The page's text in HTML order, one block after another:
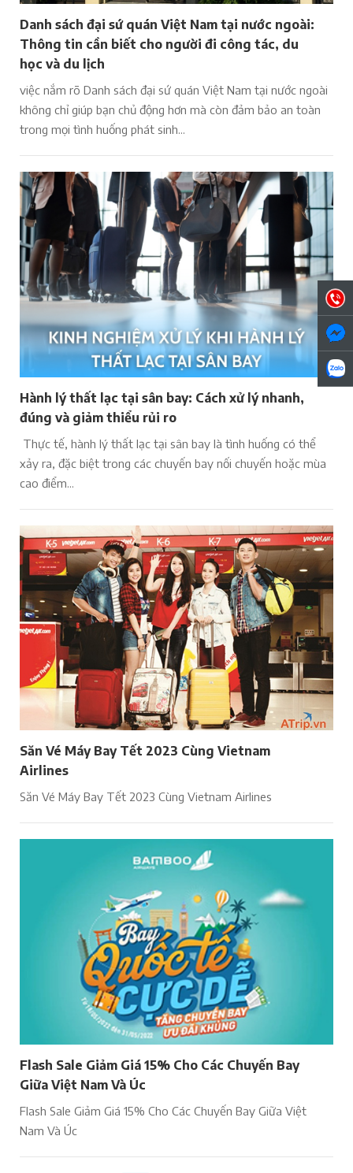
Danh sách đại sứ quán Việt Nam tại nước ngoài:
Thông tin cần biết cho người đi công tác, du
học và du lịch
việc nắm rõ Danh sách đại sứ quán Việt Nam tại nước ngoài
không chỉ giúp bạn chủ động hơn mà còn đảm bảo an toàn
trong mọi tình huống phát sinh...
Hành lý thất lạc tại sân bay: Cách xử lý nhanh,
đúng và giảm thiểu rủi ro
Thực tế, hành lý thất lạc tại sân bay là tình huống có thể
xảy ra, đặc biệt trong các chuyến bay nối chuyến hoặc mùa
cao điểm...
Săn Vé Máy Bay Tết 2023 Cùng Vietnam
Airlines
Săn Vé Máy Bay Tết 2023 Cùng Vietnam Airlines
Flash Sale Giảm Giá 15% Cho Các Chuyến Bay
Giữa Việt Nam Và Úc
Flash Sale Giảm Giá 15% Cho Các Chuyến Bay Giữa Việt
Nam Và Úc